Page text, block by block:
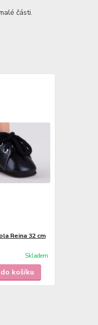
části.
Reina 32 cm
Skladem
košíku